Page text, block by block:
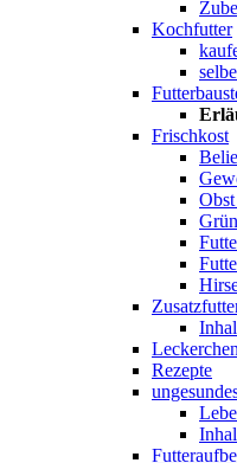
Kochfutter
Frischkost
Leckerchen
Rezepte